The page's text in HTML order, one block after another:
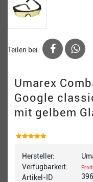
Teilen bei:
Umarex
Google
mit gelbem
Hersteller:
Verfügbarkeit:
Artikel-ID